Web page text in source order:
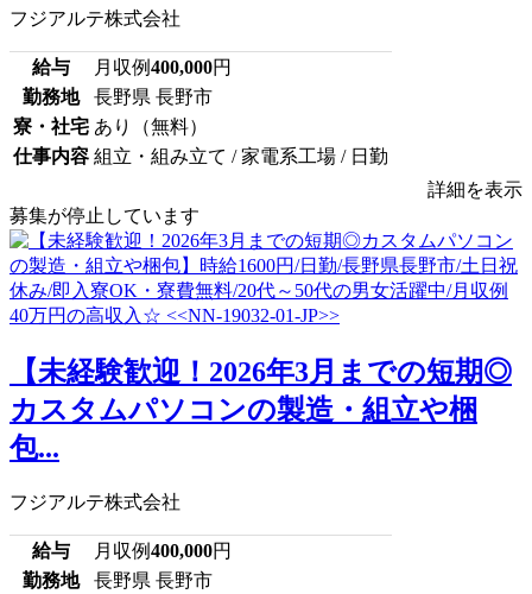
フジアルテ株式会社
給与 月収例400,000円
勤務地
長野県 長野市
寮・社宅 あり（無料）
仕事内容 組立・組み立て / 家電系工場 / 日勤
詳細を表示
募集が停止しています
【未経験歓迎！2026年3月までの短期◎
カスタムパソコンの製造・組立や梱
包...
フジアルテ株式会社
給与 月収例400,000円
勤務地
長野県 長野市